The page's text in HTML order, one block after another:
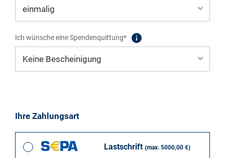
Ich wünsche eine Spendenquittung*
Ihre Zahlungsart
Lastschrift (max. 5000,00 €)